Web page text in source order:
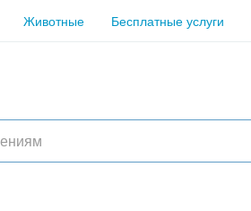
Животные Бесплатные услуги